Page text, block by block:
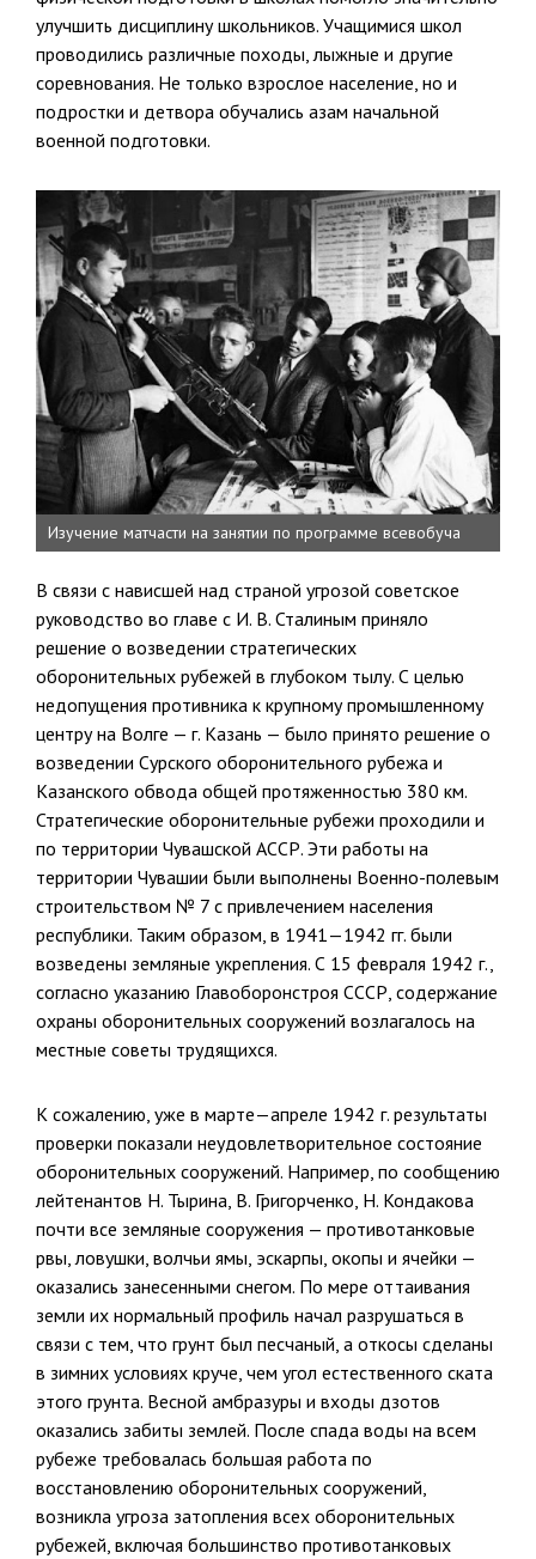
улучшить дисциплину школьников. Учащимися школ
проводились различные походы, лыж­ные и другие
соревнования. Не только взрослое население, но и
под­ростки и детвора обучались азам начальной
военной подготовки.
Изучение матчасти на занятии по программе всевобуча
В связи с нависшей над страной угрозой советское
руководство во главе с И. В. Сталиным приняло
решение о возведении стратегических
оборонительных рубежей в глубоком тылу. С целью
недопущения про­тивника к крупному промышленному
центру на Волге — г. Казань — было принято решение о
возведении Сурского оборонительного рубе­жа и
Казанского обвода общей протяженностью 380 км.
Стратегиче­ские оборонительные рубежи проходили и
по территории Чувашской АССР. Эти работы на
территории Чувашии были выполнены Военно-­полевым
строительством № 7 с привлечением населения
республики. Таким образом, в 1941—1942 гг. были
возведены земляные укрепления. С 15 февраля 1942 г.,
согласно указанию Главоборонстроя СССР, со­держание
охраны оборонительных сооружений возлагалось на
мест­ные советы трудящихся.
К сожалению, уже в марте—апреле 1942 г. результаты
проверки показали неудовлетворительное состояние
оборонительных сооруже­ний. Например, по сообщению
лейтенантов Н. Тырина, В. Григорченко, Н. Кондакова
почти все земляные сооружения — противотанковые
рвы, ловушки, волчьи ямы, эскарпы, окопы и ячейки —
оказались занесенными снегом. По мере оттаивания
земли их нормальный про­филь начал разрушаться в
связи с тем, что грунт был песчаный, а откосы сделаны
в зимних условиях круче, чем угол естественного ската
этого грунта. Весной амбразуры и входы дзотов
оказались забиты зем­лей. После спада воды на всем
рубеже требовалась большая работа по
восстановлению оборонительных сооружений,
возникла угроза затоп­ления всех оборонительных
рубежей, включая большинство противо­танковых